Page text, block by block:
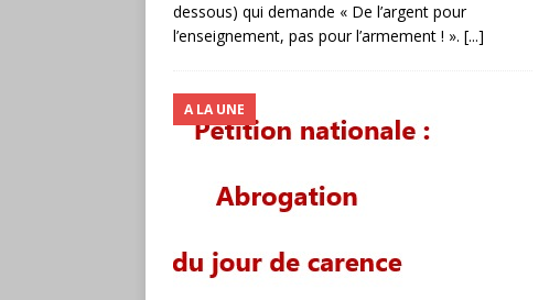
dessous) qui demande « De l’argent pour
l’enseignement, pas pour l’armement ! ». [...]
A LA UNE